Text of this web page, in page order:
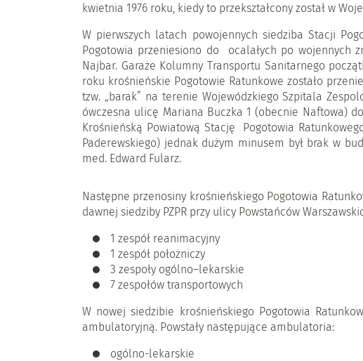
kwietnia 1976 roku, kiedy to przekształcony został w
W pierwszych latach powojennych siedziba Stacji
Pogotowia przeniesiono do ocalałych po wojennych
Najbar. Garaże Kolumny Transportu Sanitarnego
roku krośnieńskie Pogotowie Ratunkowe zostało
tzw. „barak” na terenie Wojewódzkiego Szpitala
ówczesna ulicę Mariana Buczka 1 (obecnie Naftowa)
Krośnieńską Powiatową Stację Pogotowia
Paderewskiego) jednak dużym minusem był brak w
med. Edward Fularz.
Następne przenosiny krośnieńskiego Pogotowia
dawnej siedziby PZPR przy ulicy Powstańców
1 zespół reanimacyjny
1 zespół położniczy
3 zespoły ogólno–lekarskie
7 zespołów transportowych
W nowej siedzibie krośnieńskiego Pogotowia
ambulatoryjną. Powstały następujące ambulatoria:
ogólno-lekarskie